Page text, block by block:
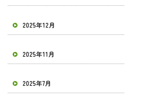
2025年12月
2025年11月
2025年7月